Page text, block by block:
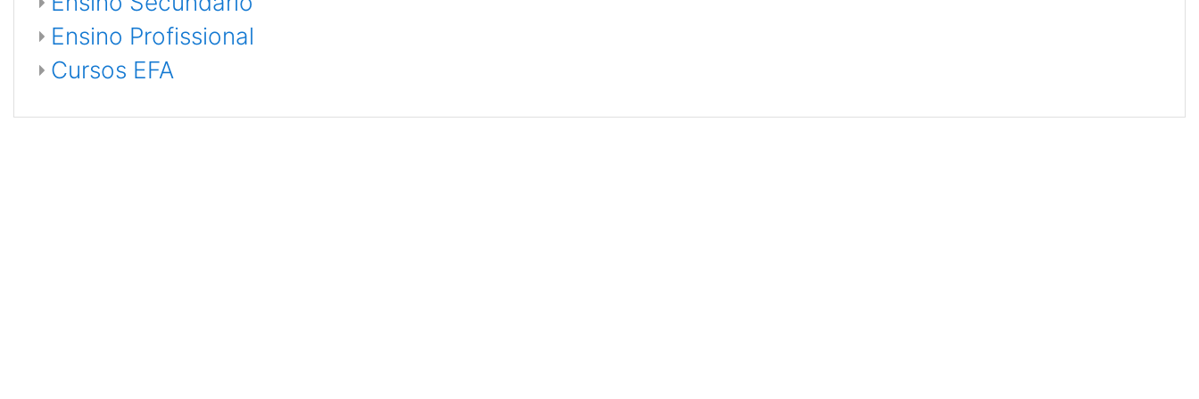
Ensino Profissional
Cursos EFA